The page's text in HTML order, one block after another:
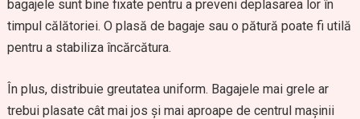
bagajele sunt bine fixate pentru a preveni deplasarea lor în
timpul călătoriei. O plasă de bagaje sau o pătură poate fi utilă
pentru a stabiliza încărcătura.
În plus, distribuie greutatea uniform. Bagajele mai grele ar
trebui plasate cât mai jos și mai aproape de centrul mașinii